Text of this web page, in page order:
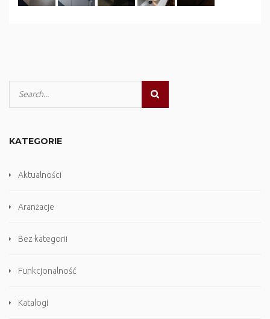
KATEGORIE
Aktualności
Aranżacje
Bez kategorii
Funkcjonalność
Katalogi